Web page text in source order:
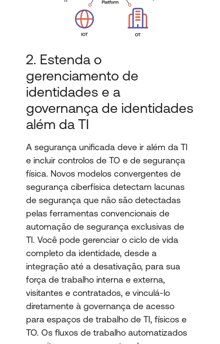
2. Estenda o
gerenciamento de
identidades e a
governança de identidades
além da TI
A segurança unificada deve ir além da TI
e incluir controlos de TO e de segurança
física. Novos modelos convergentes de
segurança ciberfísica detectam lacunas
de segurança que não são detectadas
pelas ferramentas convencionais de
automação de segurança exclusivas de
TI. Você pode gerenciar o ciclo de vida
completo da identidade, desde a
integração até a desativação, para sua
força de trabalho interna e externa,
visitantes e contratados, e vinculá-lo
diretamente à governança de acesso
para espaços de trabalho de TI, físicos e
TO. Os fluxos de trabalho automatizados